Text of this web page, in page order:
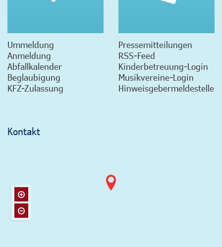
Ummeldung
Anmeldung
Abfallkalender
Beglaubigung
KFZ-Zulassung
Pressemitteilungen
RSS-Feed
Kinderbetreuung-Login
Musikvereine-Login
Hinweisgebermeldestelle
Kontakt